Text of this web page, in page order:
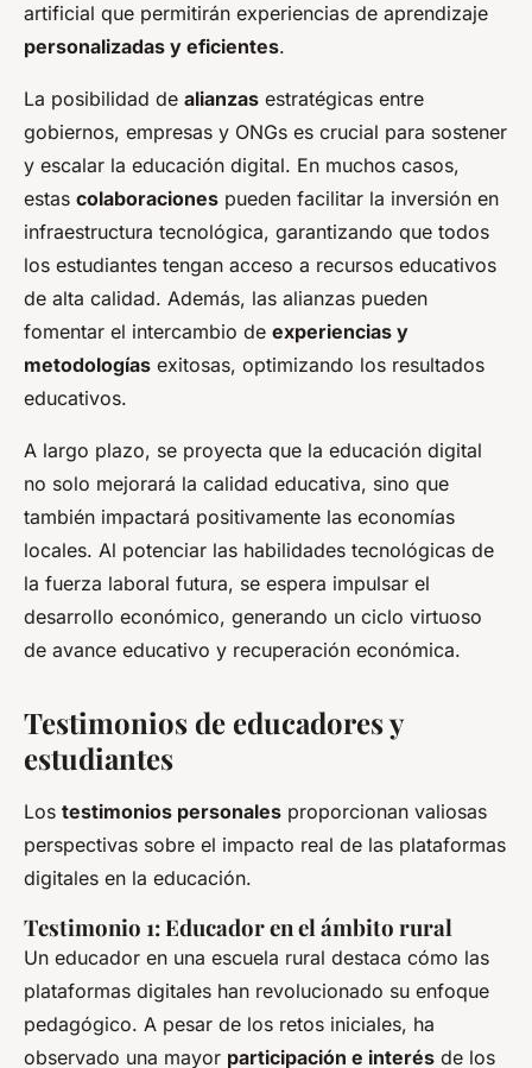
artificial que permitirán experiencias de aprendizaje
personalizadas y eficientes.
La posibilidad de alianzas estratégicas entre
gobiernos, empresas y ONGs es crucial para sostener
y escalar la educación digital. En muchos casos,
estas colaboraciones pueden facilitar la inversión en
infraestructura tecnológica, garantizando que todos
los estudiantes tengan acceso a recursos educativos
de alta calidad. Además, las alianzas pueden
fomentar el intercambio de experiencias y
metodologías exitosas, optimizando los resultados
educativos.
A largo plazo, se proyecta que la educación digital
no solo mejorará la calidad educativa, sino que
también impactará positivamente las economías
locales. Al potenciar las habilidades tecnológicas de
la fuerza laboral futura, se espera impulsar el
desarrollo económico, generando un ciclo virtuoso
de avance educativo y recuperación económica.
Testimonios de educadores y
estudiantes
Los testimonios personales proporcionan valiosas
perspectivas sobre el impacto real de las plataformas
digitales en la educación.
Testimonio 1: Educador en el ámbito rural
Un educador en una escuela rural destaca cómo las
plataformas digitales han revolucionado su enfoque
pedagógico. A pesar de los retos iniciales, ha
observado una mayor participación e interés de los